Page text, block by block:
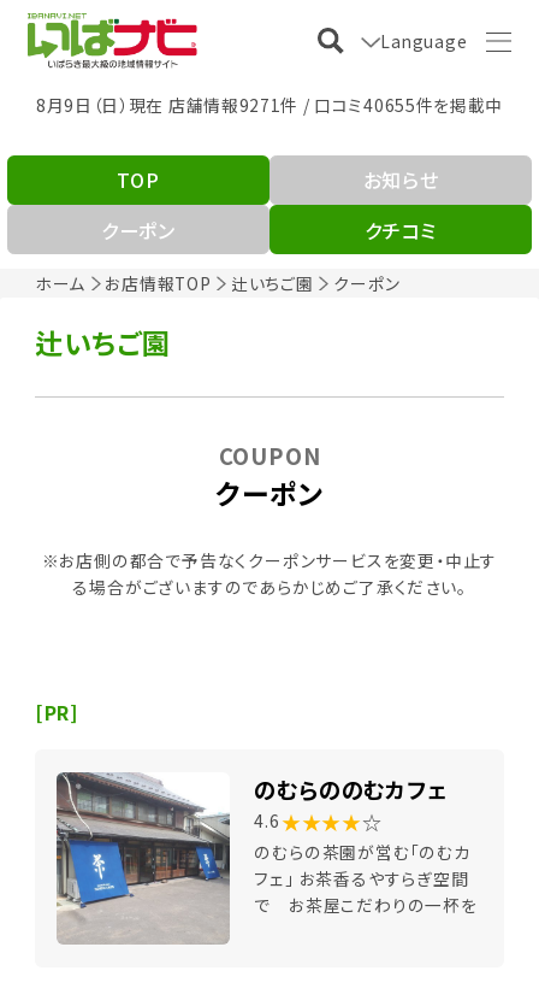
Language
8月9日（日）現在 店舗情報9271件 / 口コミ40655件を掲載中
ホーム お店情報TOP 辻いちご園 クーポン
TOP
お知らせ
クーポン
クチコミ
辻いちご園
クーポン
COUPON
※お店側の都合で予告なくクーポンサービスを変更・中止す
る場合がございますのであらかじめご了承ください。
[PR]
のむらののむカフェ
4.6 ★★★★☆
のむらの茶園が営む「のむカ
フェ」 お茶香るやすらぎ空間
で お茶屋こだわりの一杯を